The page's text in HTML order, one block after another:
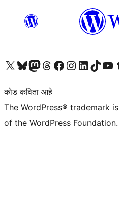
आमच्या X (एक्स) (पूर्वीचे ट्विटर) खात्याला भेट द्या आमच्या ब्लूस्की खात्याला भेट द्या.आमच्या Mastodon खात्याला भेट द्या.आमच्या थ्रेड्स खात्याला भेट द्या. आमच्या फेसबुक पेजला भेट द्या आमच्या इंस्टाग्राम खात्याला भेट द्या आमच्या लिंक्डइन खात्याला भेट द्या आमच्या टिकटॉक अकाउंटला भेट द्या.आमच्या यूट्यूब चॅनेलला भेट द्या आमच्या
कोड कविता आहे
The WordPress® trademark
of the WordPress Foundation.